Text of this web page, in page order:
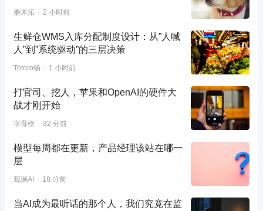
桑木拓 2 小时前
生鲜仓WMS入库分配制度设计：从”人喊
人”到”系统驱动”的三层决策
Totoro畅 1 小时前
打官司、挖人，苹果和OpenAI的硬件大
战才刚开始
字母榜 32 分前
模型每周都在更新，产品经理该站在哪一
层
观澜AI 18 分前
当AI成为最听话的那个人，我们究竟在监